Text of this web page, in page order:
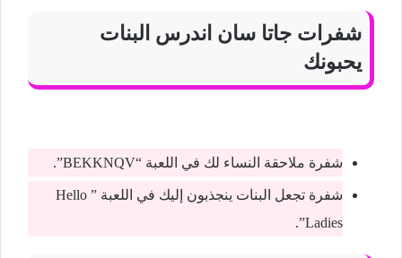
شفرات جاتا سان اندرس البنات
يحبونك
شفرة ملاحقة النساء لك في اللعبة “BEKKNQV”.
شفرة تجعل البنات ينجذبون إليك في اللعبة ” Hello
Ladies”.